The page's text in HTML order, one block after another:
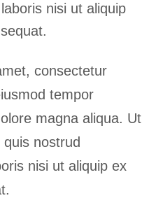
nisi ut aliquip
consectetur
tempor
magna aliqua. Ut
nostrud
nisi ut aliquip ex